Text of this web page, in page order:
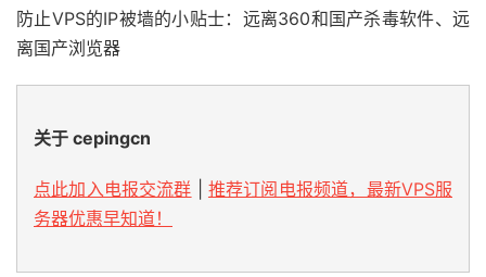
防止VPS的IP被墙的小贴士：远离360和国产杀毒软件、远
离国产浏览器
关于 cepingcn
点此加入电报交流群
推荐订阅电报频道，最新VPS服
务器优惠早知道！